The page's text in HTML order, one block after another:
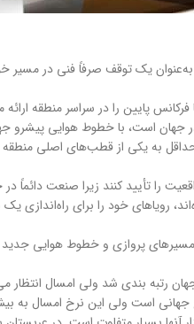
یک توقف صرفاً فنی در مسیر
پایین را در سراسر منطقه
به یکی از قطب‌های اصلی
را تأیید کنند زیرا صنعت دائماً
رویاهای خود را برای راه‌اندازی
پروازی و خطوط هوایی جدید